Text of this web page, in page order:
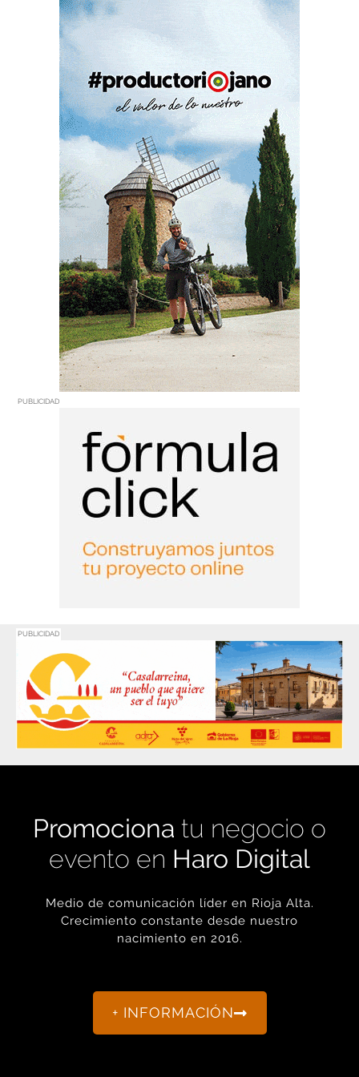
PUBLICIDAD
PUBLICIDAD
Promociona tu negocio o
evento en Haro Digital
Medio de comunicación líder en Rioja Alta.
Crecimiento constante desde nuestro
nacimiento en 2016.
+ INFORMACIÓN